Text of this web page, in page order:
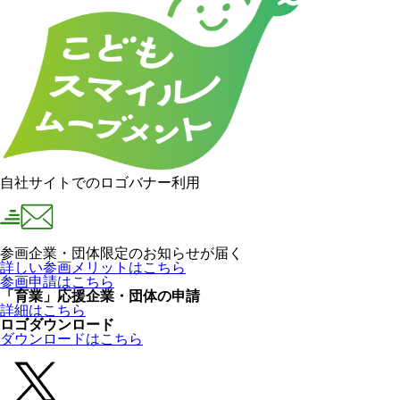
自社サイトでのロゴバナー利用
参画企業・団体限定のお知らせが届く
詳しい参画メリットはこちら
参画申請はこちら
「育業」応援企業・団体の申請
詳細はこちら
ロゴダウンロード
ダウンロードはこちら